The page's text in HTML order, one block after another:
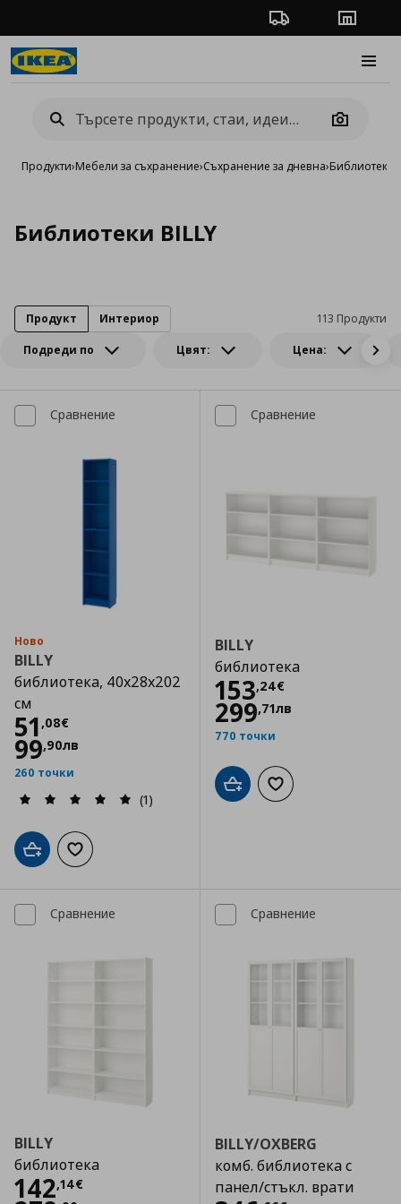
Проследяване на
Camera
Продукти›Мебели за съхранение›Съхранение за дневна›Библиотеки
Библиотеки BILLY
Подреди по Цвят: Цена:
113 Продукти
Продукт Интериор
Сравнение
Ново
BILLY
библиотека, 40x28x202
см
51 ,08€
Цена
99,90лв
260 точки
(1)
Добави в кошницата
Добави към списъка с любими
Сравнение
BILLY
библиотека
153,24€
Цена
299,71лв
770 точки
Добави в кошницата
Добави към
Сравнение
BILLY
библиотека
142,14€
Цена
Сравнение
BILLY/OXBERG
комб. библиотека с
панел/стъкл. врати